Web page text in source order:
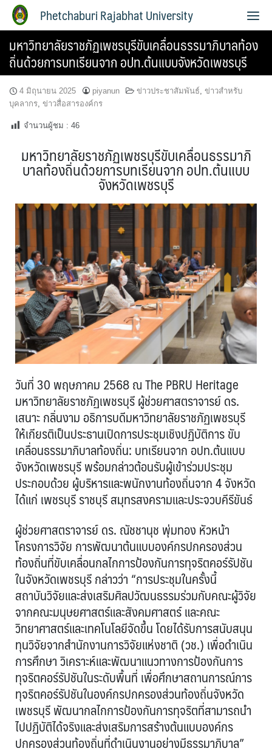
Phetchaburi Rajabhat University
มหาวิทยาลัยราชภัฏเพชรบุรีขับเคลื่อนธรรมาภิบาลท้อง
ถิ่นด้วยการบทเรียนจาก อปท.ต้นแบบจังหวัดเพชรบุรี
4 มิถุนายน 2025 piyanun ข่าวประชาสัมพันธ์, ข่าวสำหรับ
บุคลากร, ข่าวสื่อสารองค์กร
จำนวนผู้ชม : 46
มหาวิทยาลัยราชภัฏเพชรบุรีขับเคลื่อนธรรมาภิ
บาลท้องถิ่นด้วยการบทเรียนจาก อปท.ต้นแบบ
จังหวัดเพชรบุรี
วันที่ 30 พฤษภาคม 2568 ณ The PBRU Heritage
มหาวิทยาลัยราชภัฏเพชรบุรี ผู้ช่วยศาสตราจารย์ ดร.
เสนาะ กลิ่นงาม อธิการบดีมหาวิทยาลัยราชภัฏเพชรบุรี
ให้เกียรติเป็นประธานเปิดการประชุมเชิงปฏิบัติการ ขับ
เคลื่อนธรรมาภิบาลท้องถิ่น: บทเรียนจาก อปท.ต้นแบบ
จังหวัดเพชรบุรี พร้อมกล่าวต้อนรับผู้เข้าร่วมประชุม
ประกอบด้วย ผู้บริหารและพนักงานท้องถิ่นจาก 4 จังหวัด
ได้แก่ เพชรบุรี ราชบุรี สมุทรสงครามและประจวบคีรีขันธ์
ผู้ช่วยศาสตราจารย์ ดร. ณัชชานุช พุ่มทอง หัวหน้า
โครงการวิจัย การพัฒนาต้นแบบองค์กรปกครองส่วน
ท้องถิ่นที่ขับเคลื่อนกลไกการป้องกันการทุจริตคอร์รัปชัน
ในจังหวัดเพชรบุรี กล่าวว่า “การประชุมในครั้งนี้
สถาบันวิจัยและส่งเสริมศิลปวัฒนธรรมร่วมกับคณะผู้วิจัย
จากคณะมนุษยศาสตร์และสังคมศาสตร์ และคณะ
วิทยาศาสตร์และเทคโนโลยีจัดขึ้น โดยได้รับการสนับสนุน
ทุนวิจัยจากสำนักงานการวิจัยแห่งชาติ (วช.) เพื่อดำเนิน
การศึกษา วิเคราะห์และพัฒนาแนวทางการป้องกันการ
ทุจริตคอร์รัปชันในระดับพื้นที่ เพื่อศึกษาสถานการณ์การ
ทุจริตคอร์รัปชันในองค์กรปกครองส่วนท้องถิ่นจังหวัด
เพชรบุรี พัฒนากลไกการป้องกันการทุจริตที่สามารถนำ
ไปปฏิบัติได้จริงและส่งเสริมการสร้างต้นแบบองค์กร
ปกครองส่วนท้องถิ่นที่ดำเนินงานอย่างมีธรรมาภิบาล”